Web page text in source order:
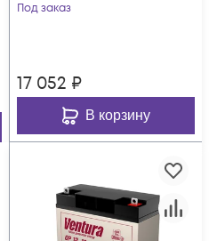
Под заказ
17 052 ₽
В корзину